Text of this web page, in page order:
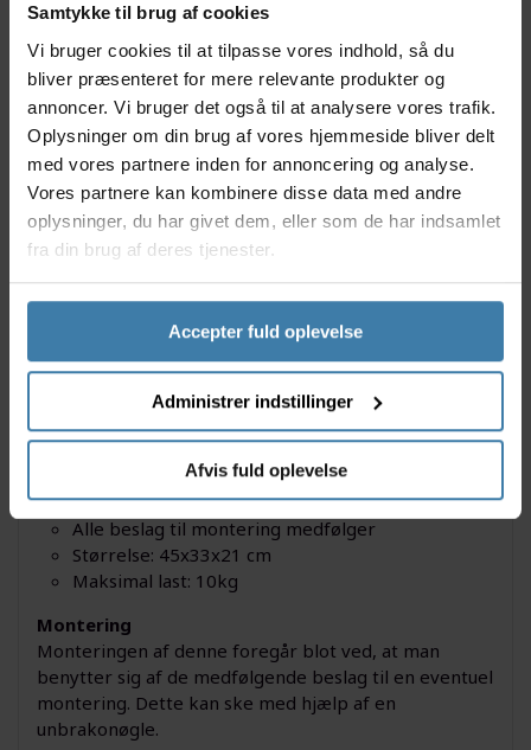
Samtykke til brug af cookies
Vi bruger cookies til at tilpasse vores indhold, så du
bliver præsenteret for mere relevante produkter og
annoncer. Vi bruger det også til at analysere vores trafik.
Oplysninger om din brug af vores hjemmeside bliver delt
med vores partnere inden for annoncering og analyse.
Vores partnere kan kombinere disse data med andre
oplysninger, du har givet dem, eller som de har indsamlet
fra din brug af deres tjenester.
Accepter fuld oplevelse
Administrer indstillinger
Afvis fuld oplevelse
Denne stilfulde Cento-cykelkurv fra Basil er
fremstillet i stærkt og hårdført aluminium, så kurven
kan holde til al salgs vejr. Cento-kurven skal monteres
på cyklens bagagebærer og alle skruer og beslag, der
er nødvendige medfølger naturligvis. Cykelkurven har
en god størrelse og kan f.eks. rumme en stor rygsæk.
Anvendelse
Cykelkurven er lavet i et flot og stilrent design med
høje kanter, der gør det muligt, at opbevare større
gør den nem at montere bag på din cykel, uden at
den er til gene for dig under på- og afstigning eller
mens du sidder på cyklen.
Specifikationer
Montering: På langs af bagagebæreret
Materiale: Aluminium
Alle beslag til montering medfølger
Størrelse: 45x33x21 cm
Maksimal last: 10kg
Montering
Monteringen af denne foregår blot ved, at man
benytter sig af de medfølgende beslag til en eventuel
montering. Dette kan ske med hjælp af en
unbrakonøgle.